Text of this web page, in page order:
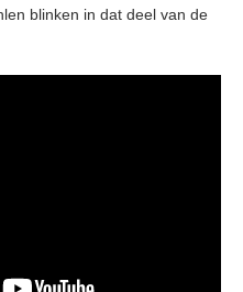
blinken in dat deel van de